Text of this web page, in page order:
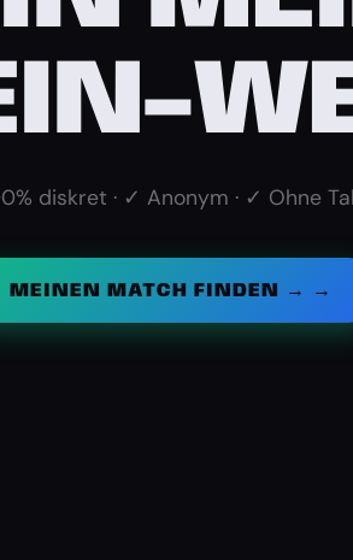
diskret · ✓ Anonym · ✓ Ohne
MEINEN MATCH FINDEN → →